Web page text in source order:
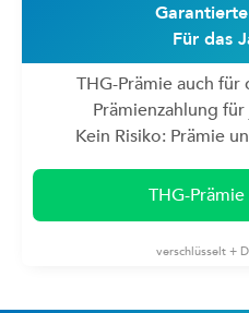
Für das
THG-Prämie auch
Prämienzahlung
Kein Risiko: Prämie
THG-
verschlüsselt +